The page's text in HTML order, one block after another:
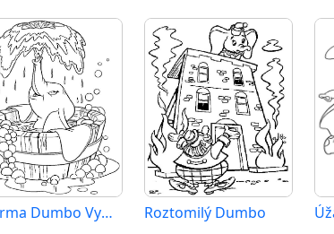
Zdarma Dumbo Vymalovatelné Roztomilý Dumbo